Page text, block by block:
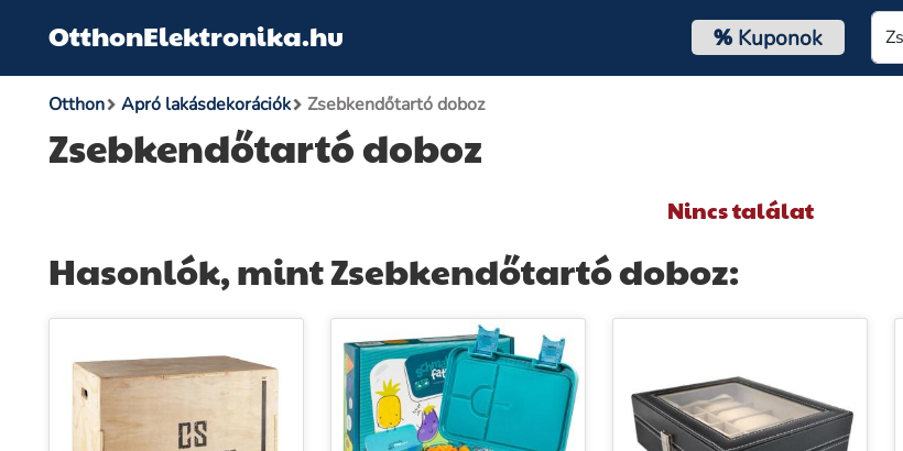
OtthonElektronika.hu %Kuponok
Otthon Apró lakásdekorációk Zsebkendőtartó doboz
Zsebkendőtartó doboz
Nincs találat
Hasonlók, mint Zsebkendőtartó doboz: